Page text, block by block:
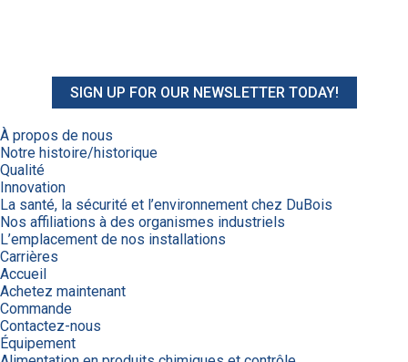
SIGN UP FOR OUR NEWSLETTER TODAY!
À propos de nous
Notre histoire/historique
Qualité
Innovation
La santé, la sécurité et l’environnement chez DuBois
Nos affiliations à des organismes industriels
L’emplacement de nos installations
Carrières
Accueil
Achetez maintenant
Commande
Contactez-nous
Équipement